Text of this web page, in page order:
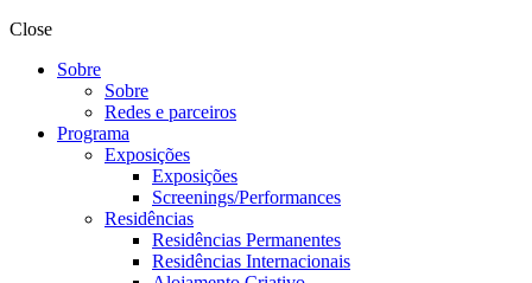
Close
Sobre
Sobre
Redes e parceiros
Programa
Exposições
Exposições
Screenings/Performances
Residências
Residências Permanentes
Residências Internacionais